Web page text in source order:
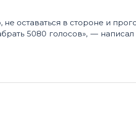
оставаться в стороне и
5080 голосов», —